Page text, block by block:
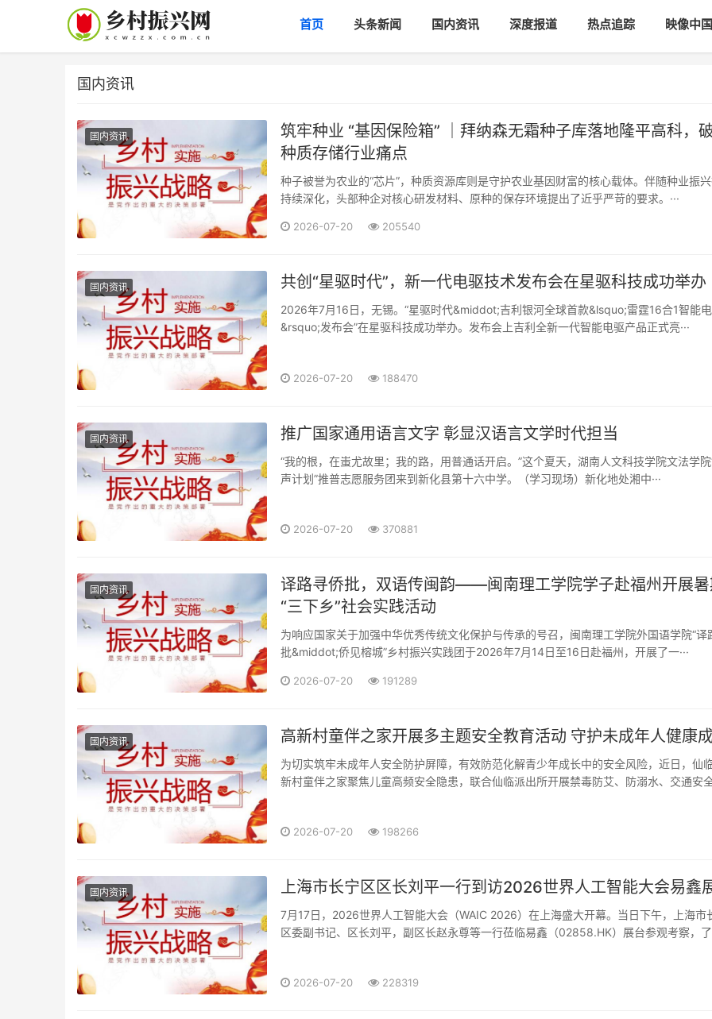
首页 头条新闻 国内资讯 深度报道 热点追踪 映像中国
国内资讯
国内资讯
筑牢种业 “基因保险箱” ｜拜纳森无霜种子库落地隆平高科，
种质存储行业痛点
种子被誉为农业的“芯片”，种质资源库则是守护农业基因财富的核心载体。伴随种业振
持续深化，头部种企对核心研发材料、原种的保存环境提出了近乎严苛的要求。···
2026-07-20 205540
国内资讯 共创“星驱时代”，新一代电驱技术发布会在星驱科技成功举办
2026年7月16日，无锡。“星驱时代&middot;吉利银河全球首款&lsquo;雷霆16合1智能
&rsquo;发布会”在星驱科技成功举办。发布会上吉利全新一代智能电驱产品正式亮···
2026-07-20 188470
国内资讯 推广国家通用语言文字 彰显汉语言文学时代担当
“我的根，在蚩尤故里；我的路，用普通话开启。”这个夏天，湖南人文科技学院文法学院
声计划”推普志愿服务团来到新化县第十六中学。（学习现场）新化地处湘中···
2026-07-20 370881
国内资讯
译路寻侨批，双语传闽韵——闽南理工学院学子赴福州开展暑
“三下乡”社会实践活动
为响应国家关于加强中华优秀传统文化保护与传承的号召，闽南理工学院外国语学院“译
批&middot;侨见榕城”乡村振兴实践团于2026年7月14日至16日赴福州，开展了一···
2026-07-20 191289
国内资讯 高新村童伴之家开展多主题安全教育活动 守护未成年人
为切实筑牢未成年人安全防护屏障，有效防范化解青少年成长中的安全风险，近日，仙
新村童伴之家聚焦儿童高频安全隐患，联合仙临派出所开展禁毒防艾、防溺水、交通安
2026-07-20 198266
国内资讯 上海市长宁区区长刘平一行到访2026世界人工智能大会易鑫
7月17日，2026世界人工智能大会（WAIC 2026）在上海盛大开幕。当日下午，上海市
区委副书记、区长刘平，副区长赵永尊等一行莅临易鑫（02858.HK）展台参观考察，了
2026-07-20 228319